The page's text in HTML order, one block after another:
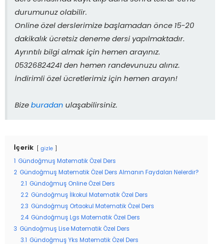
durumunuz olabilir.
Online özel derslerimize başlamadan önce 15-20
dakikalık ücretsiz deneme dersi yapılmaktadır.
Ayrıntılı bilgi almak için hemen arayınız.
05326824241 den hemen randevunuzu alınız.
İndirimli özel ücretlerimiz için hemen arayın!
Bize buradan ulaşabilirsiniz.
İçerik gizle
Gündoğmuş Matematik Özel Ders
2 Gündoğmuş Matematik Özel Ders Almanın Faydaları Nelerdir?
2.1
Gündoğmuş Online Özel Ders
2.2 Gündoğmuş İlkokul Matematik Özel Ders
2.3 Gündoğmuş Ortaokul Matematik Özel Ders
2.4 Gündoğmuş Lgs Matematik Özel Ders
3 Gündoğmuş Lise Matematik Özel Ders
3.1
Gündoğmuş Yks Matematik Özel Ders